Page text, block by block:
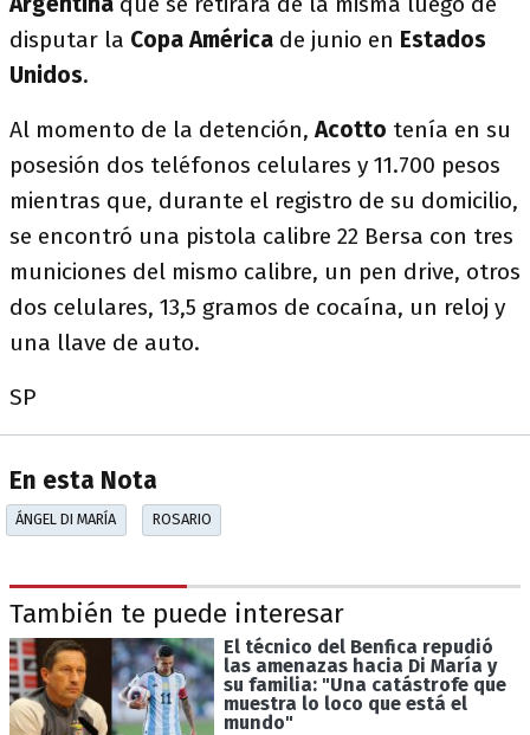
disputar la Copa América de junio en Estados
Unidos.
Al momento de la detención,Acotto tenía en su
posesión dos teléfonos celulares y 11.700 pesos
mientras que, durante el registro de su domicilio,
se encontró una pistola calibre 22 Bersa con tres
municiones del mismo calibre, un pen drive, otros
dos celulares, 13,5 gramos de cocaína, un reloj y
una llave de auto.
SP
En esta Nota
ÁNGEL DI MARÍA ROSARIO
También te puede interesar
El técnico del Benfica repudió
las amenazas hacia Di María y
su familia: "Una catástrofe que
muestra lo loco que está el
mundo"